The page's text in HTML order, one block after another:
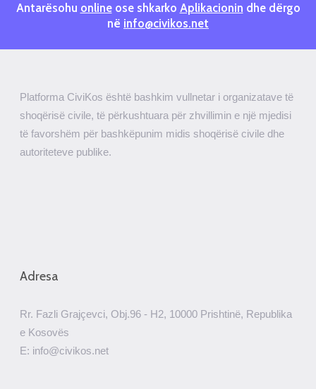
Antarësohu onlineose shkarko Aplikacionin dhe dërgo
në info@civikos.net
Platforma CiviKos është bashkim vullnetar i organizatave të
shoqërisë civile, të përkushtuara për zhvillimin e një mjedisi
të favorshëm për bashkëpunim midis shoqërisë civile dhe
autoriteteve publike.
Adresa
Rr. Fazli Grajçevci, Obj.96 - H2, 10000 Prishtinë, Republika
e Kosovës
E: info@civikos.net